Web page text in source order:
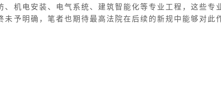
机电安装、电气系统、建筑智能化等专业工程，这些专
予明确，笔者也期待最高法院在后续的新规中能够对此